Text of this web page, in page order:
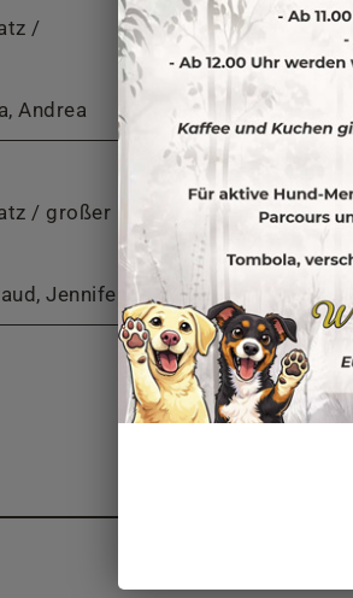
/
Andrea
/ großer
Jennifer
MITTWOCHS
ab 16.00
Sulz/Neckar